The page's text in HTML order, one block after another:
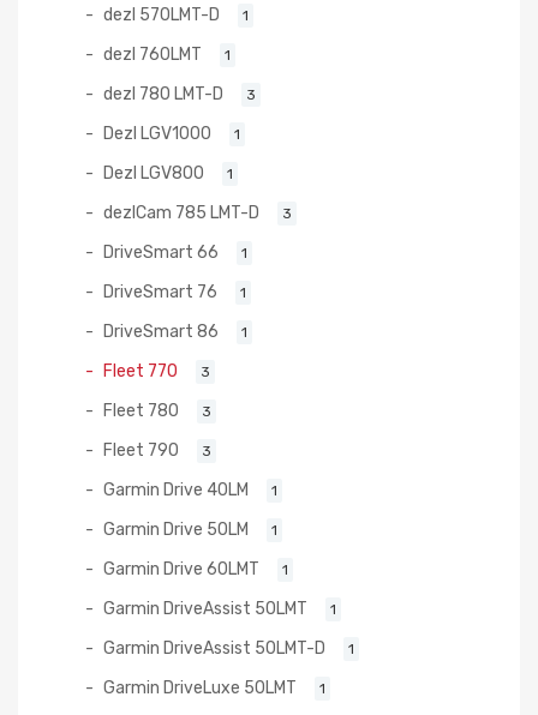
dezl 570LMT-D 1
dezl 760LMT 1
dezl 780 LMT-D 3
Dezl LGV1000 1
Dezl LGV800 1
dezlCam 785 LMT-D 3
DriveSmart 66 1
DriveSmart 76 1
DriveSmart 86 1
Fleet 770 3
Fleet 780 3
Fleet 790 3
Garmin Drive 40LM 1
Garmin Drive 50LM 1
Garmin Drive 60LMT 1
Garmin DriveAssist 50LMT 1
Garmin DriveAssist 50LMT-D 1
Garmin DriveLuxe 50LMT 1